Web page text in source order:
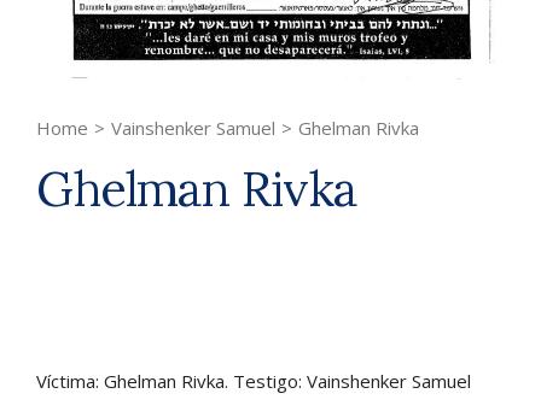
Home > Vainshenker Samuel > Ghelman Rivka
Ghelman Rivka
Víctima: Ghelman Rivka. Testigo: Vainshenker Samuel